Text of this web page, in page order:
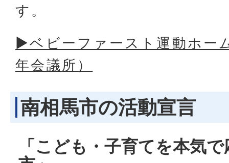
す。
▶ベビーファースト運動ホー
年会議所）
南相馬市の活動宣言
「こども・子育てを本気